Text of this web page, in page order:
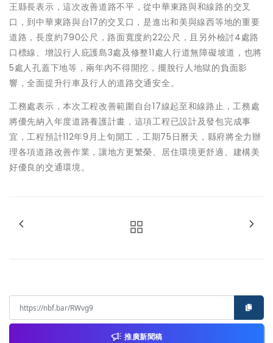
王縣長表示，這次改善道路不平，從中華東路與和線路的交叉
口，到中華東路與台17的交叉口，是進出和美與線西等地的重要
道路，長度約790公尺，路面寬度約22公尺，且另外檢討4處路
口標線、增設行人庇護島3處及修整11處人行道無障礙坡道，也將
5處人孔蓋下地等，兩年內不得開挖，擺脫行人地獄的負面影
響，全面提升行車及行人的道路交通安全。
工務處表示，本次工程改善範圍自台17線起至和線路止，工務處
將優先納入年度道路養護計畫，這項工程已設計及發包完成事
宜，工程預計112年9月上旬開工，工期75日曆天，縣府將全力辦
理各項道路改善作業，讓地方更繁榮、居住環境更舒適、建構美
好優良的交通環境。
推廣新聞稿